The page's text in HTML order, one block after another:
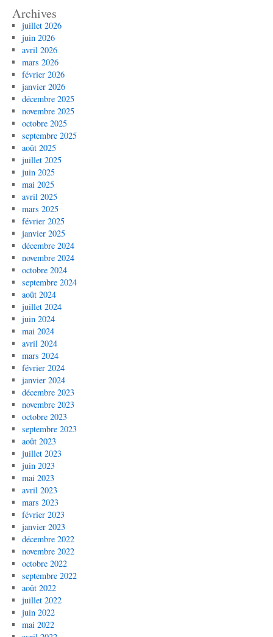
Archives
juillet 2026
juin 2026
avril 2026
mars 2026
février 2026
janvier 2026
décembre 2025
novembre 2025
octobre 2025
septembre 2025
août 2025
juillet 2025
juin 2025
mai 2025
avril 2025
mars 2025
février 2025
janvier 2025
décembre 2024
novembre 2024
octobre 2024
septembre 2024
août 2024
juillet 2024
juin 2024
mai 2024
avril 2024
mars 2024
février 2024
janvier 2024
décembre 2023
novembre 2023
octobre 2023
septembre 2023
août 2023
juillet 2023
juin 2023
mai 2023
avril 2023
mars 2023
février 2023
janvier 2023
décembre 2022
novembre 2022
octobre 2022
septembre 2022
août 2022
juillet 2022
juin 2022
mai 2022